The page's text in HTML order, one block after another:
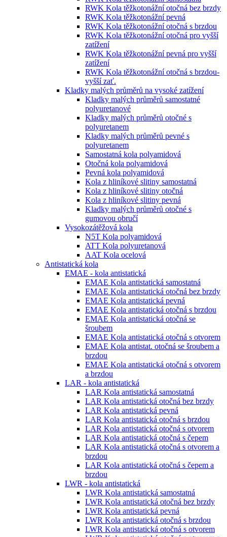
RWK Kola těžkotonážní otočná bez brzdy
RWK Kola těžkotonážní pevná
RWK Kola těžkotonážní otočná s brzdou
RWK Kola těžkotonážní otočná pro vyšší
zatížení
RWK Kola těžkotonážní pevná pro vyšší
zatížení
RWK Kola těžkotonážní otočná s brzdou-
vyšší zať.
Kladky malých průměrů na vysoké zatížení
Kladky malých průměrů samostatné
polyuretanové
Kladky malých průměrů otočné s
polyuretanem
Kladky malých průměrů pevné s
polyuretanem
Samostatná kola polyamidová
Otočná kola polyamidová
Pevná kola polyamidová
Kola z hliníkové slitiny samostatná
Kola z hliníkové slitiny otočná
Kola z hliníkové slitiny pevná
Kladky malých průměrů otočné s
gumovou obručí
Vysokozátěžová kola
N5T Kola polyamidová
ATT Kola polyuretanová
AAT Kola ocelová
Antistatická kola
EMAE - kola antistatická
EMAE Kola antistatická samostatná
EMAE Kola antistatická otočná bez brzdy
EMAE Kola antistatická pevná
EMAE Kola antistatická otočná s brzdou
EMAE Kola antistatická otočná se
šroubem
EMAE Kola antistatická otočná s otvorem
EMAE Kola antistat. otočná se šroubem a
brzdou
EMAE Kola antistatická otočná s otvorem
a brzdou
LAR - kola antistatická
LAR Kola antistatická samostatná
LAR Kola antistatická otočná bez brzdy
LAR Kola antistatická pevná
LAR Kola antistatická otočná s brzdou
LAR Kola antistatická otočná s otvorem
LAR Kola antistatická otočná s čepem
LAR Kola antistatická otočná s otvorem a
brzdou
LAR Kola antistatická otočná s čepem a
brzdou
LWR - kola antistatická
LWR Kola antistatická samostatná
LWR Kola antistatická otočná bez brzdy
LWR Kola antistatická pevná
LWR Kola antistatická otočná s brzdou
LWR Kola antistatická otočná s otvorem